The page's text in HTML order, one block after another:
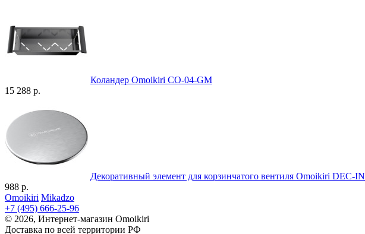
Коландер Omoikiri CO-04-GM
15 288 р.
Декоративный элемент для корзинчатого вентиля Omoikiri DEC-IN
988 р.
Omoikiri Mikadzo
+7 (495) 666-25-96
© 2026, Интернет-магазин Omoikiri
Доставка по всей территории РФ